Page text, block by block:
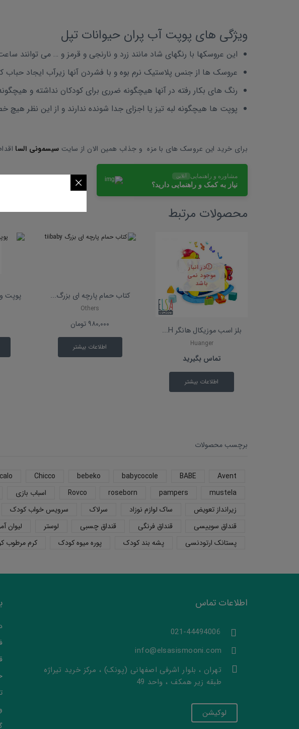
ویژگی های پوپت آب پران حیوانات تپل
این عروسکها با رنگهای شاد مانند زرد و نارنجی و قرمز و … می توانند
عروسک ها از جنس پلاستیک نرم بوه و با فشردن آنها زیرآب ایجاد حباب
رنگ های بکار رفته در آنها هیچگونه ضرری برای کودکان نداشته و
پوپت ها هیچگونه لبه تیز یا اجزای جدا شونده ندارند و از این نظر هیچ
برای خرید این عروسک های با مزه و جذاب همین الان از سایت سیسمونی السا
مشاوره و راهنمایی آنلاین
نیاز به کمک و راهنمایی دارید؟
محصولات مرتبط
در انبار
موجود نمی
باشد
بلز اسب موزیکال هانگر H...
Huanger
تماس بگیرید
اطلاعات بیشتر
کتاب حمام پارچه ای بزرگ...
Others
۹۸۰,۰۰۰ تومان
اطلاعات بیشتر
پوپت وان 9 عددی
برچسب محصولات
Avent
BABE
babycocole
bebeko
Chicco
mustela
pampers
roseborn
Rovco اسباب بازی
زیرانداز تعویض
ساک لوازم نوزاد سرلاک سرویس خواب کودک
قنداق سوییسی
قنداق فرنگی قنداق چسبی لوستر لیوان
پستانک ارتودنسی
پشه بند کودک پوره میوه کودک کرم مرطوب
اطلاعات تماس
021-44494006
info@elsasismooni.com
تهران ، بلوار اشرفی اصفهانی (پونک) ، مرکز خرید تیراژه
طبقه زیر همکف ، واحد 49
لوکیشن